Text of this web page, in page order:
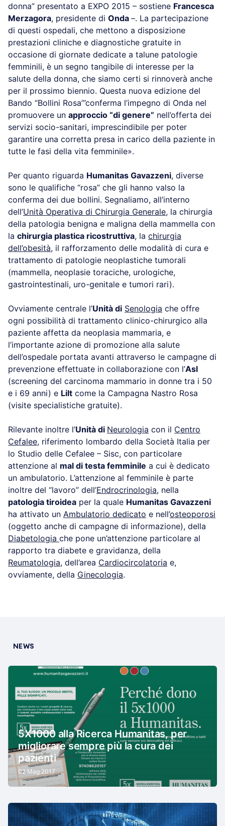
donna” presentato a EXPO 2015 – sostiene Francesca
Merzagora, presidente di Onda –. La partecipazione
di questi ospedali, che mettono a disposizione
prestazioni cliniche e diagnostiche gratuite in
occasione di giornate dedicate a talune patologie
femminili, è un segno tangibile di interesse per la
salute della donna, che siamo certi si rinnoverà anche
per il prossimo biennio. Questa nuova edizione del
Bando “Bollini Rosa’”conferma l’impegno di Onda nel
promuovere un approccio “di genere” nell’offerta dei
servizi socio-sanitari, imprescindibile per poter
garantire una corretta presa in carico della paziente in
tutte le fasi della vita femminile».
Per quanto riguarda Humanitas Gavazzeni, diverse
sono le qualifiche “rosa” che gli hanno valso la
conferma dei due bollini. Segnaliamo, all’interno
dell’Unità Operativa di Chirurgia Generale, la chirurgia
della patologia benigna e maligna della mammella con
la chirurgia plastica ricostruttiva, la chirurgia
dell’obesità, il rafforzamento delle modalità di cura e
trattamento di patologie neoplastiche tumorali
(mammella, neoplasie toraciche, urologiche,
gastrointestinali, uro-genitale e tumori rari).
Ovviamente centrale l’Unità di Senologia che offre
ogni possibilità di trattamento clinico-chirurgico alla
paziente affetta da neoplasia mammaria, e
l’importante azione di promozione alla salute
dell’ospedale portata avanti attraverso le campagne di
prevenzione effettuate in collaborazione con l’Asl
(screening del carcinoma mammario in donne tra i 50
e i 69 anni) e Lilt come la Campagna Nastro Rosa
(visite specialistiche gratuite).
Rilevante inoltre l’Unità di Neurologia con il Centro
Cefalee, riferimento lombardo della Società Italia per
lo Studio delle Cefalee – Sisc, con particolare
attenzione al mal di testa femminile a cui è dedicato
un ambulatorio. L’attenzione al femminile è parte
inoltre del “lavoro” dell’Endrocrinologia, nella
patologia tiroidea per la quale Humanitas Gavazzeni
ha attivato un Ambulatorio dedicato e nell’osteoporosi
(oggetto anche di campagne di informazione), della
Diabetologia che pone un’attenzione particolare al
rapporto tra diabete e gravidanza, della
Reumatologia, dell’area Cardiocircolatoria e,
ovviamente, della Ginecologia.
NEWS
5X1000 alla Ricerca Humanitas, per
migliorare sempre più la cura dei
pazienti
02 Mag 2017